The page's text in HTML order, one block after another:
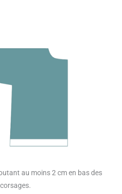
au moins 2 cm en bas des